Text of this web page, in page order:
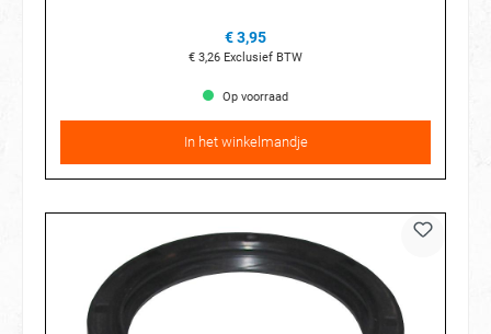
€ 3,95
€ 3,26 Exclusief BTW
Op voorraad
In het winkelmandje